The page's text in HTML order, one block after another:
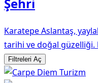
Şehri
Karatepe Aslantaş,
tarihi ve doğal güzelliği.
Filtreleri Aç